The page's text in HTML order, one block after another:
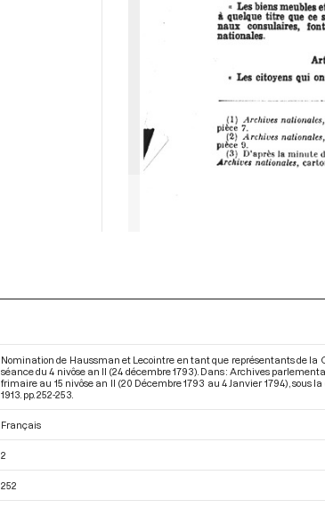
Nomination de Haussman et Lecointre en tant que représentants de la
séance du 4 nivôse an II (24 décembre 1793). Dans : Archives
frimaire au 15 nivôse an II (20 Décembre 1793 au 4 Janvier 1794) , sous
1913. pp. 252-253.
Français
2
252